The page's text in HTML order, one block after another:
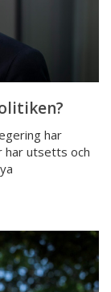
har
har utsetts och